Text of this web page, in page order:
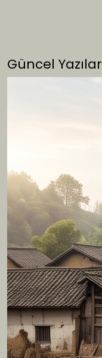
Güncel Yazılar